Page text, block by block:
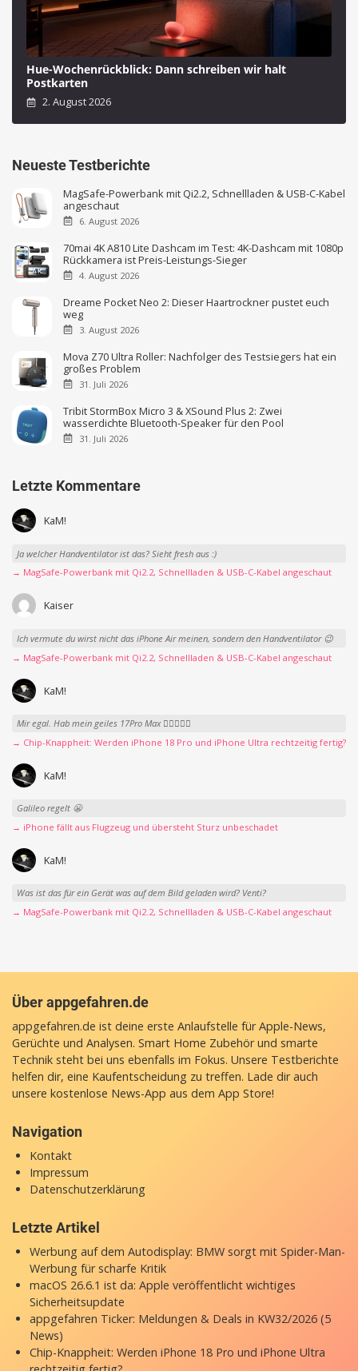
Hue-Wochenrückblick: Dann schreiben wir halt
Postkarten
2. August 2026
Neueste Testberichte
MagSafe-Powerbank mit Qi2.2, Schnellladen & USB-C-Kabel
angeschaut
6. August 2026
70mai 4K A810 Lite Dashcam im Test: 4K-Dashcam mit 1080p
Rückkamera ist Preis-Leistungs-Sieger
4. August 2026
Dreame Pocket Neo 2: Dieser Haartrockner pustet euch
weg
3. August 2026
Mova Z70 Ultra Roller: Nachfolger des Testsiegers hat ein
großes Problem
31. Juli 2026
Tribit StormBox Micro 3 & XSound Plus 2: Zwei
wasserdichte Bluetooth-Speaker für den Pool
31. Juli 2026
Letzte Kommentare
KaM!
Ja welcher Handventilator ist das? Sieht fresh aus :)
→ MagSafe-Powerbank mit Qi2.2, Schnellladen & USB-C-Kabel angeschaut
Kaiser
Ich vermute du wirst nicht das iPhone Air meinen, sondern den Handventilator 😉
→ MagSafe-Powerbank mit Qi2.2, Schnellladen & USB-C-Kabel angeschaut
KaM!
Mir egal. Hab mein geiles 17Pro Max 👍🏻👌🏻🥰
→ Chip-Knappheit: Werden iPhone 18 Pro und iPhone Ultra rechtzeitig fertig?
KaM!
Galileo regelt 😬
→ iPhone fällt aus Flugzeug und übersteht Sturz unbeschadet
KaM!
Was ist das für ein Gerät was auf dem Bild geladen wird? Venti?
→ MagSafe-Powerbank mit Qi2.2, Schnellladen & USB-C-Kabel angeschaut
Über appgefahren.de
appgefahren.de ist deine erste Anlaufstelle für Apple-News,
Gerüchte und Analysen. Smart Home Zubehör und smarte
Technik steht bei uns ebenfalls im Fokus. Unsere Testberichte
helfen dir, eine Kaufentscheidung zu treffen. Lade dir auch
unsere kostenlose News-App aus dem App Store!
Navigation
Kontakt
Impressum
Datenschutzerklärung
Letzte Artikel
Werbung auf dem Autodisplay: BMW sorgt mit Spider-Man-
Werbung für scharfe Kritik
macOS 26.6.1 ist da: Apple veröffentlicht wichtiges
Sicherheitsupdate
appgefahren Ticker: Meldungen & Deals in KW32/2026 (5
News)
Chip-Knappheit: Werden iPhone 18 Pro und iPhone Ultra